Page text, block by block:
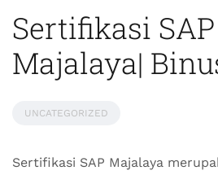
Sertifikasi SAP
Majalaya|
UNCATEGORIZED
Sertifikasi SAP Majalaya